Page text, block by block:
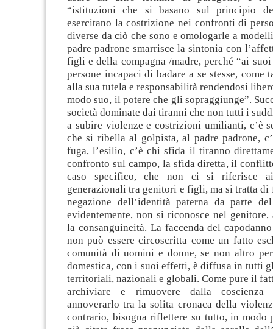
“istituzioni che si basano sul principio
esercitano la costrizione nei confronti di
diverse da ciò che sono e omologarle a
padre padrone smarrisce la sintonia con
figli e della compagna /madre, perché “ai
persone incapaci di badare a se stesse, come
alla sua tutela e responsabilità rendendosi
modo suo, il potere che gli sopraggiunge”.
società dominate dai tiranni che non tutti i
a subire violenze e costrizioni umilianti, c’è
che si ribella al golpista, al padre padrone,
fuga, l’esilio, c’è chi sfida il tiranno
confronto sul campo, la sfida diretta, il
caso specifico, che non ci si riferisce
generazionali tra genitori e figli, ma si tratta di
negazione dell’identità paterna da parte
evidentemente, non si riconosce nel
la consanguineità. La faccenda del
non può essere circoscritta come un fatto
comunità di uomini e donne, se non altro
domestica, con i suoi effetti, è diffusa in tutti
territoriali, nazionali e globali. Come pure il
archiviare e rimuovere dalla coscienza
annoverarlo tra la solita cronaca della
contrario, bisogna riflettere su tutto, in modo